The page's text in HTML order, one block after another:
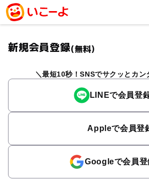
新規会員登録(無料)
最短10秒！SNSでサクッとカン
LINEで会員登
Appleで会員登
Googleで会員登